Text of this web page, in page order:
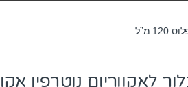
מ”ל
לאקווריום נוטרפין